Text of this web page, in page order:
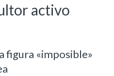
activo
figura «imposible»